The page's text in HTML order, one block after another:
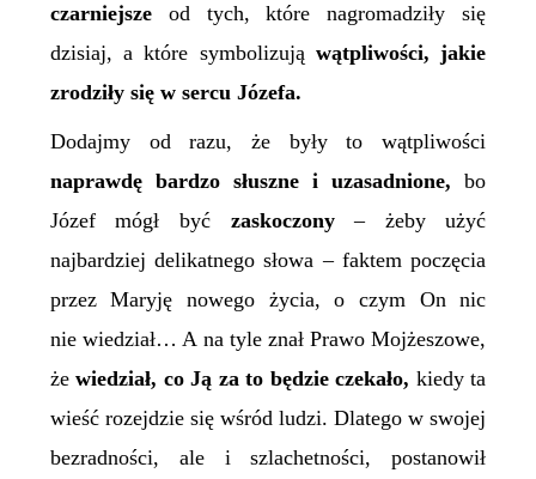
czarniejszeod tych, które nagromadziły się
dzisiaj, a które symbolizują wątpliwości, jakie
zrodziły się w sercu Józefa.
Dodajmy od razu, że były to wątpliwości
naprawdę bardzo słuszne i uzasadnione, bo
Józef mógł być zaskoczony– żeby użyć
najbardziej delikatnego słowa – faktem poczęcia
przez Maryję nowego życia, o czym On nic
nie wiedział… A na tyle znał Prawo Mojżeszowe,
żewiedział, co Ją za to będzie czekało, kiedy ta
wieść rozejdzie się wśród ludzi. Dlatego w swojej
bezradności, ale i szlachetności, postanowił